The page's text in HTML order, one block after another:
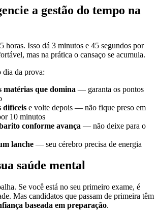
a gestão do tempo na
horas. Isso dá 3 minutos e 45 segundos por
mas na prática o cansaço se acumula.
dia da prova:
matérias que domina — garanta os pontos
difíceis e volte depois — não fique preso em
10 minutos
conforme avança — não deixe para o
lanche — seu cérebro precisa de energia
saúde mental
Se você está no seu primeiro exame, é
Mas candidatos que passam de primeira têm
baseada em preparação.